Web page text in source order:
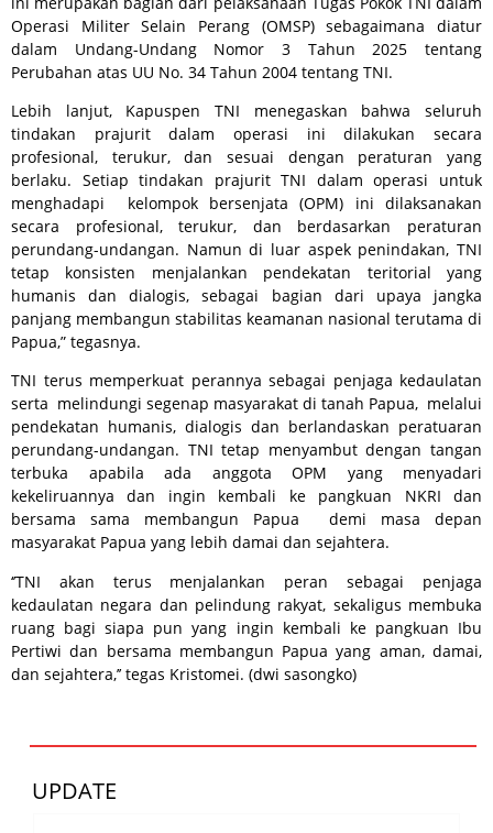
Operasi Militer Selain Perang (OMSP) sebagaimana diatur
dalam Undang-Undang Nomor 3 Tahun 2025 tentang
Perubahan atas UU No. 34 Tahun 2004 tentang TNI.
Lebih lanjut, Kapuspen TNI menegaskan bahwa seluruh
tindakan prajurit dalam operasi ini dilakukan secara
profesional, terukur, dan sesuai dengan peraturan yang
berlaku. Setiap tindakan prajurit TNI dalam operasi untuk
menghadapi kelompok bersenjata (OPM) ini dilaksanakan
secara profesional, terukur, dan berdasarkan peraturan
perundang-undangan. Namun di luar aspek penindakan, TNI
tetap konsisten menjalankan pendekatan teritorial yang
humanis dan dialogis, sebagai bagian dari upaya jangka
panjang membangun stabilitas keamanan nasional terutama di
Papua,” tegasnya.
TNI terus memperkuat perannya sebagai penjaga kedaulatan
serta melindungi segenap masyarakat di tanah Papua, melalui
pendekatan humanis, dialogis dan berlandaskan peratuaran
perundang-undangan. TNI tetap menyambut dengan tangan
terbuka apabila ada anggota OPM yang menyadari
kekeliruannya dan ingin kembali ke pangkuan NKRI dan
bersama sama membangun Papua demi masa depan
masyarakat Papua yang lebih damai dan sejahtera.
‘’TNI akan terus menjalankan peran sebagai penjaga
kedaulatan negara dan pelindung rakyat, sekaligus membuka
ruang bagi siapa pun yang ingin kembali ke pangkuan Ibu
Pertiwi dan bersama membangun Papua yang aman, damai,
dan sejahtera,’’ tegas Kristomei. (dwi sasongko)
UPDATE